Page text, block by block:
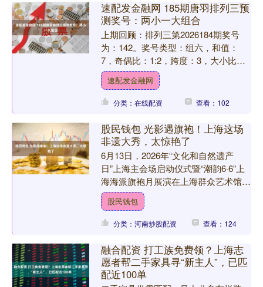
速配发金融网 185期唐羽排列三预
测奖号：两小一大组合
上期回顾：排列三第2026184期奖号
为：142。奖号类型：组六，和值：
7，奇偶比：1:2，跨度：3，大小比：
0:3。 大中小分析：在组选0-9号码分布
图中，前....
速配发金融网
分类：在线配资 查看：102
股民钱包 光影遇旗袍！上海这场
非遗大秀，太惊艳了
6月13日，2026年“文化和自然遗产
日”上海主会场启动仪式暨“潮韵6·6”上
海海派旗袍月展演在上海群众艺术馆拉
开帷幕。今年遗产日以“非遗，让生活
更美好”为主题....
股民钱包
分类：河南炒股配资 查看：124
融合配资 打工族免费领？上海志
愿者帮二手家具寻“新主人”，已匹
配近100单